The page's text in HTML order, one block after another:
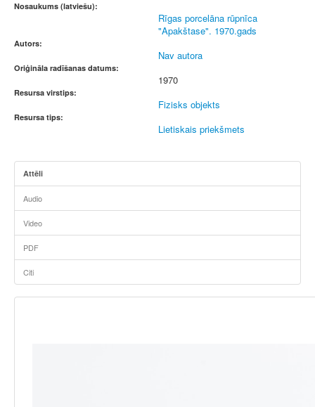
Nosaukums (latviešu):
Rīgas porcelāna rūpnīca
"Apakštase". 1970.gads
Autors:
Nav autora
Oriģināla radīšanas datums:
1970
Resursa virstips:
Fizisks objekts
Resursa tips:
Lietiskais priekšmets
Attēli
Audio
Video
PDF
Citi